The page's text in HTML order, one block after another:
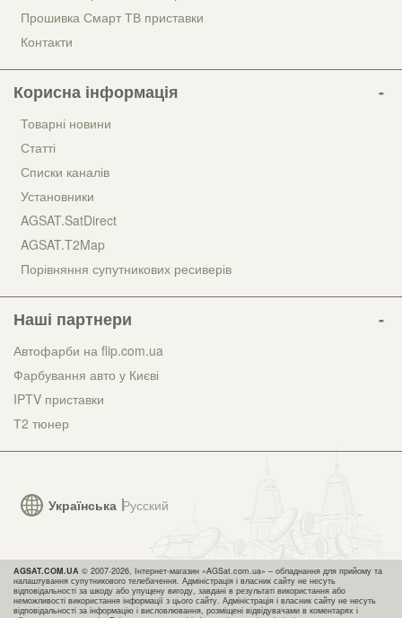
Українська Русский
Прошивка Смарт ТВ приставки
Контакти
Корисна інформація
Товарні новини
Статті
Списки каналів
Установники
AGSAT.SatDirect
AGSAT.T2Map
Порівняння супутникових ресиверів
Наші партнери
Автофарби на flip.com.ua
Фарбування авто у Києві
IPTV приставки
Т2 тюнер
AGSAT.COM.UA © 2007-2026, Інтернет-магазин «AGSat.com.ua» – обладнання для прийому та
налаштування супутникового телебачення. Адміністрація і власник сайту не несуть
відповідальності за шкоду або упущену вигоду, завдані в результаті використання або
неможливості використання інформації з цього сайту. Адміністрація і власник сайту не несуть
відповідальності за інформацію і висловлювання, розміщені відвідувачами в коментарях і